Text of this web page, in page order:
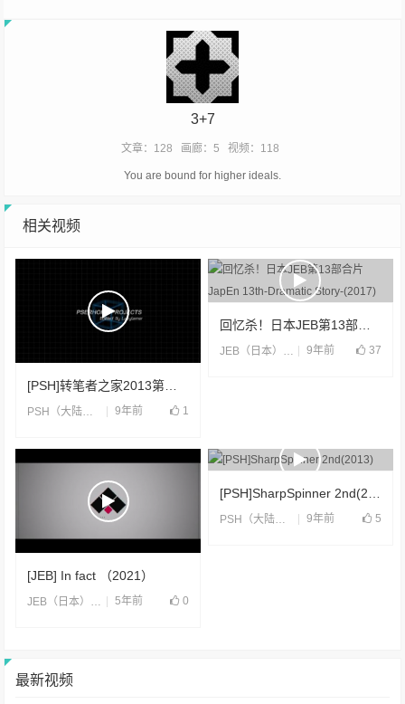
3+7
文章：128 画廊：5 视频：118
You are bound for higher ideals.
相关视频
[PSH]转笔者之家2013第三季度合片(2013)
PSH（大陆） 合片9年前 1
JEB（日本） ,合片9年前 37
[JEB] In fact （2021）
JEB（日本） ,合片5年前 0
PSH（大陆） 合片9年前 5
最新视频